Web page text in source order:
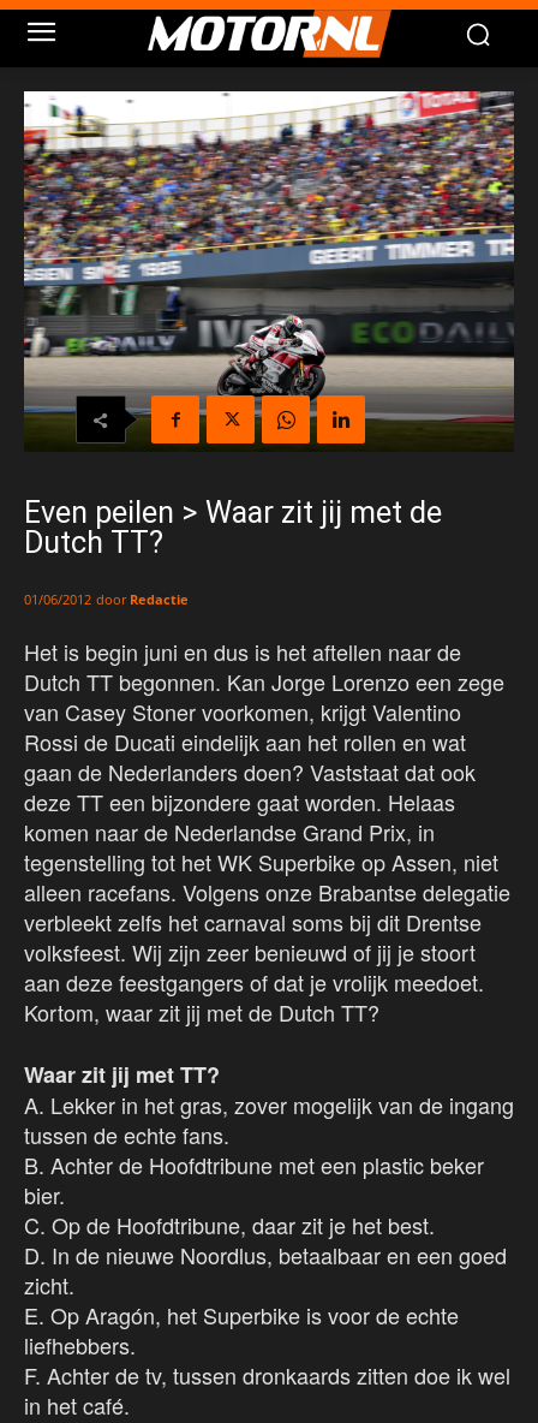
Even peilen > Waar zit jij met de
Dutch TT?
01/06/2012 door Redactie
Het is begin juni en dus is het aftellen naar de
Dutch TT begonnen. Kan Jorge Lorenzo een zege
van Casey Stoner voorkomen, krijgt Valentino
Rossi de Ducati eindelijk aan het rollen en wat
gaan de Nederlanders doen? Vaststaat dat ook
deze TT een bijzondere gaat worden. Helaas
komen naar de Nederlandse Grand Prix, in
tegenstelling tot het WK Superbike op Assen, niet
alleen racefans. Volgens onze Brabantse delegatie
verbleekt zelfs het carnaval soms bij dit Drentse
volksfeest. Wij zijn zeer benieuwd of jij je stoort
aan deze feestgangers of dat je vrolijk meedoet.
Kortom, waar zit jij met de Dutch TT?
Waar zit jij met TT?
A. Lekker in het gras, zover mogelijk van de ingang
tussen de echte fans.
B. Achter de Hoofdtribune met een plastic beker
bier.
C. Op de Hoofdtribune, daar zit je het best.
D. In de nieuwe Noordlus, betaalbaar en een goed
zicht.
E. Op Aragón, het Superbike is voor de echte
liefhebbers.
F. Achter de tv, tussen dronkaards zitten doe ik wel
in het café.